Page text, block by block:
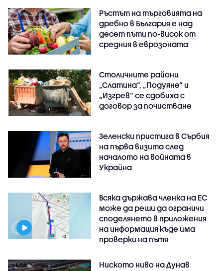
Ръстът на търговията на
дребно в България е над
десет пъти по-висок от
средния в еврозоната
Столичните райони
„Слатина“, „Подуяне“ и
„Изгрев“ се сдобиха с
договор за почистване
Зеленски пристига в Сърбия
на първа визита след
началото на войната в
Украйна
Всяка държава членка на ЕС
може да реши да ограничи
споделянето в приложения
на информация къде има
проверки на пътя
Ниското ниво на Дунав